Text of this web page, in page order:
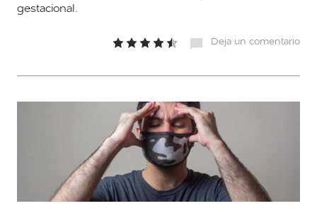
gestacional.
Deja un comentario